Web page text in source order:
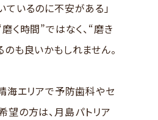
ているのに不安がある」
く時間”ではなく、“磨き
も良いかもしれません。
晴海エリアで予防歯科やセ
望の方は、月島パトリア